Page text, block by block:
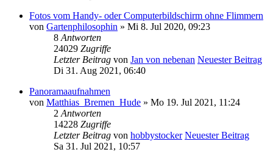
Fotos vom Handy- oder Computerbildschirm ohne Flimmern
von Gartenphilosophin » Mi 8. Jul 2020, 09:23
8 Antworten
24029 Zugriffe
Letzter Beitrag von Jan von nebenan Neuester Beitrag
Di 31. Aug 2021, 06:40
Panoramaaufnahmen
von Matthias_Bremen_Hude » Mo 19. Jul 2021, 11:24
2 Antworten
14228 Zugriffe
Letzter Beitrag von hobbystocker Neuester Beitrag
Sa 31. Jul 2021, 10:57